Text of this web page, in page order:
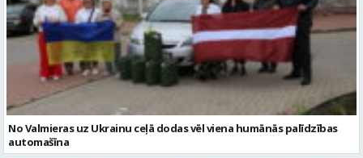
No Valmieras uz Ukrainu ceļā dodas vēl viena humānās palīdzības
automašīna